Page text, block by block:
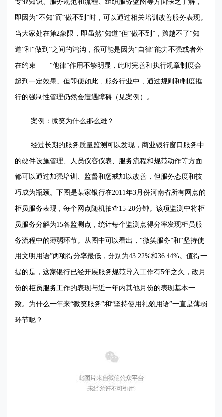
专业知识、服务规范和流程、组织服务蓝图等方面缺乏了解，
即因为“不知”而“做不到”时，可以通过相关培训改善服务表现。
当大家处在第2象限，即虽然“知道”但“做不到”，跨越不了“知
道”和“做到”之间的鸿沟，很可能是因为“自律”能力不强或者外
在约束——“他律”作用不够明显，此时完善和执行规章制度会
起到一定效果。但即便如此，服务行业中，通过规则和制度推
行的强制性管理仍然会遭遇障碍（见案例）。
案例：微笑为什么那么难？
经过长期的服务质量监测可以发现，商业银行窗口服务中
的硬件设施管理、人员仪容仪表、服务流程和规范动作等方面
都可以通过加强培训、监督和惩戒加以改善，但服务态度和技
巧成为瓶颈。下图是某家银行在2011年3月份河南省所有网点的
柜员服务表现，每个网点随机抽查15-20分钟。该项监测中将柜
员服务分解为15各监测点，统计每个监测点得分率发现柜员服
务流程中的薄弱环节。从图中可以看出，“微笑服务”和“坚持使
用文明用语”两项得分率最低，分别为43.22%和36.44%。值得一
提的是，这家银行已经开展服务规范导入工作有5年之久，改月
份的柜员服务工作的表现与近一年内其他月份的表现基本一
致。为什么一年来“微笑服务”和“坚持使用礼貌用语”一直是薄弱
环节呢？